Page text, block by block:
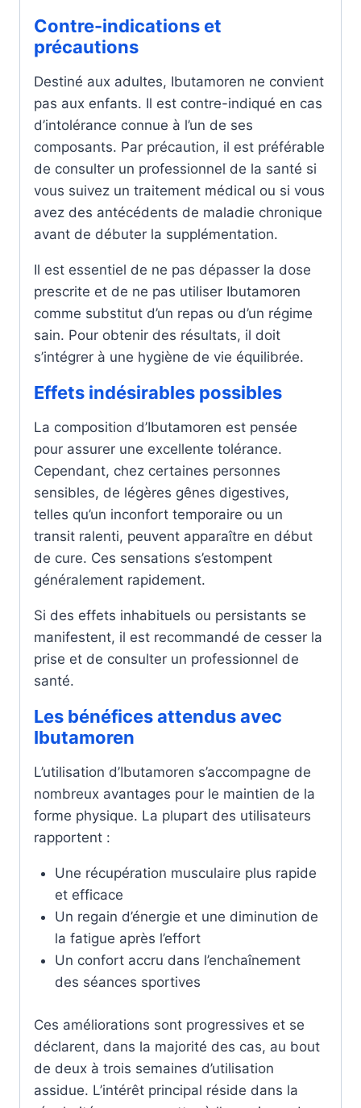
Contre-indications et
précautions
Destiné aux adultes, Ibutamoren ne convient
pas aux enfants. Il est contre-indiqué en cas
d’intolérance connue à l’un de ses
composants. Par précaution, il est préférable
de consulter un professionnel de la santé si
vous suivez un traitement médical ou si vous
avez des antécédents de maladie chronique
avant de débuter la supplémentation.
Il est essentiel de ne pas dépasser la dose
prescrite et de ne pas utiliser Ibutamoren
comme substitut d’un repas ou d’un régime
sain. Pour obtenir des résultats, il doit
s’intégrer à une hygiène de vie équilibrée.
Effets indésirables possibles
La composition d’Ibutamoren est pensée
pour assurer une excellente tolérance.
Cependant, chez certaines personnes
sensibles, de légères gênes digestives,
telles qu’un inconfort temporaire ou un
transit ralenti, peuvent apparaître en début
de cure. Ces sensations s’estompent
généralement rapidement.
Si des effets inhabituels ou persistants se
manifestent, il est recommandé de cesser la
prise et de consulter un professionnel de
santé.
Les bénéfices attendus avec
Ibutamoren
L’utilisation d’Ibutamoren s’accompagne de
nombreux avantages pour le maintien de la
forme physique. La plupart des utilisateurs
rapportent :
Une récupération musculaire plus rapide
et efficace
Un regain d’énergie et une diminution de
la fatigue après l’effort
Un confort accru dans l’enchaînement
des séances sportives
Ces améliorations sont progressives et se
déclarent, dans la majorité des cas, au bout
de deux à trois semaines d’utilisation
assidue. L’intérêt principal réside dans la